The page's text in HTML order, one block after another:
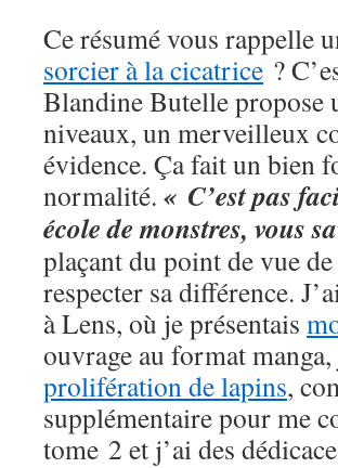
Ce résumé vous rappelle
sorcier à la cicatrice ?
Blandine Butelle propose
niveaux, un merveilleux
évidence. Ça fait un bien
normalité. « C’est pas
école de monstres, vous
plaçant du point de vue
respecter sa différence.
à Lens, où je présentais
ouvrage au format
prolifération de lapins,
supplémentaire pour me
tome 2 et j’ai des